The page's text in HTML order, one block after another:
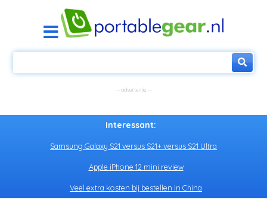
Interessant:
Samsung Galaxy S21 versus S21+ versus S21 Ultra
Apple iPhone 12 mini review
Veel extra kosten bij bestellen in China